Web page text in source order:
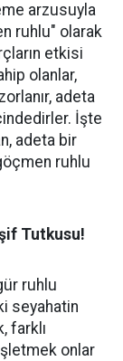
arzusuyla
ruhlu" olarak
etkisi
olanlar,
adeta
İşte
adeta bir
ruhlu
Tutkusu!
ruhlu
seyahatin
farklı
onlar